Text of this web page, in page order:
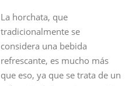
La horchata, que
tradicionalmente se
considera una bebida
refrescante, es mucho más
que eso, ya que se trata de un